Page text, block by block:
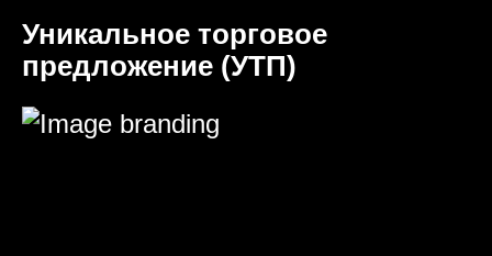
Уникальное торговое
предложение (УТП)